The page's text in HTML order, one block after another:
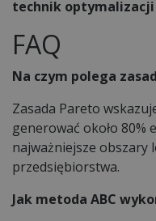
technik optymalizacji
FAQ
Na czym polega
Zasada Pareto
generować około 80%
najważniejsze obszary
przedsiębiorstwa.
Jak metoda ABC